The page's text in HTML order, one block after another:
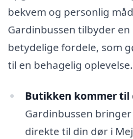
bekvem og personlig
Gardinbussen tilbyder
betydelige fordele, som
til en behagelig oplevelse.
Butikken kommer til
Gardinbussen
direkte til din dør i